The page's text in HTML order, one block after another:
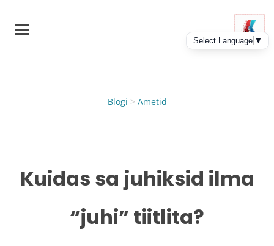
main
Blogi > Ametid
Kuidas sa juhiksid ilma
“juhi” tiitlita?